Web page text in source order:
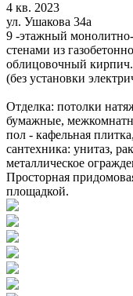
4 кв. 2023
ул. Ушакова 34а
9 -этажный
стенами из
облицовочный кирпич.
(без установки
Отделка: потолки
бумажные,
пол - кафельная
сантехника: унитаз,
металлическое
Просторная
площадкой.